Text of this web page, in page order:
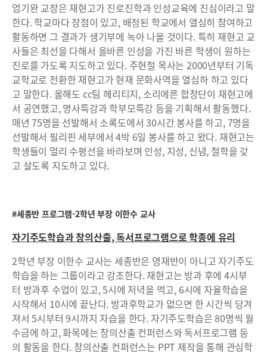
엄기완 교장은 재현고가 진로진학과 인성교육에 진심이라고 말
한다. 학교마다 장점이 있고, 배정된 학교에서 열심히 참여하고
활동하면 그 결과가 생기부에 녹아 나올 것이다. 특히 재현고 교
사들은 최선을 다해서 올바른 인성을 가진 바른 학생이 원하는
진로를 가도록 지도하고 있다. 주현철 목사는 2000년부터 기독
교학교로 전환한 재현고가 현재 문화사역을 열심하 하고 있다
고 말한다. 올해도 cc팀 헤리티지, 소리에른 합창단이 재현고에
서 공연했고, 명사특강과 학부모특강 등을 기획해서 활동했다.
매년 75명을 선발해서 소록도에서 30시간 봉사를 하고, 7명을
선발해서 필리핀 세부에서 4박 6일 봉사를 하고 왔다. 재현고는
학생들이 멀리 수평선을 바라보며 인성, 지성, 신념, 철학을 갖
고 살도록 지도하고 있다.
#세종반 프로그램-2학년 부장 이한수 교사
자기주도학습과 창의산출, 독서프로그램으로 학종에 유리
2학년 부장 이한수 교사는 세종반은 영재반이 아니고 자기주도
학습을 하는 그룹이라고 강조한다. 재현고는 방과 후에 4시부
터 방과후 수업이 있고, 5시에 저녁을 먹고, 6시에 자율학습을
시작해서 10시에 끝난다. 방과후학교가 없으면 한 시간씩 당겨
져서 5시부터 9시까지 자습을 한다. 자기주도학습은 80명씩 월
수금에 하고, 화목에는 창의산출 컨퍼런스와 독서프로그램 등
의 활동을 한다. 창의산출 컨퍼런스는 PPT 제작을 통해 관심학